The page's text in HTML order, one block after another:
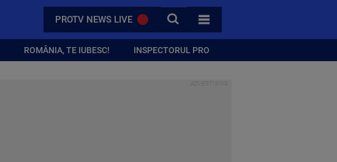
PROTV NEWS LIVE CAUTA
TOATE CATEGORIILE
ROMÂNIA, TE IUBESC! INSPECTORUL PRO